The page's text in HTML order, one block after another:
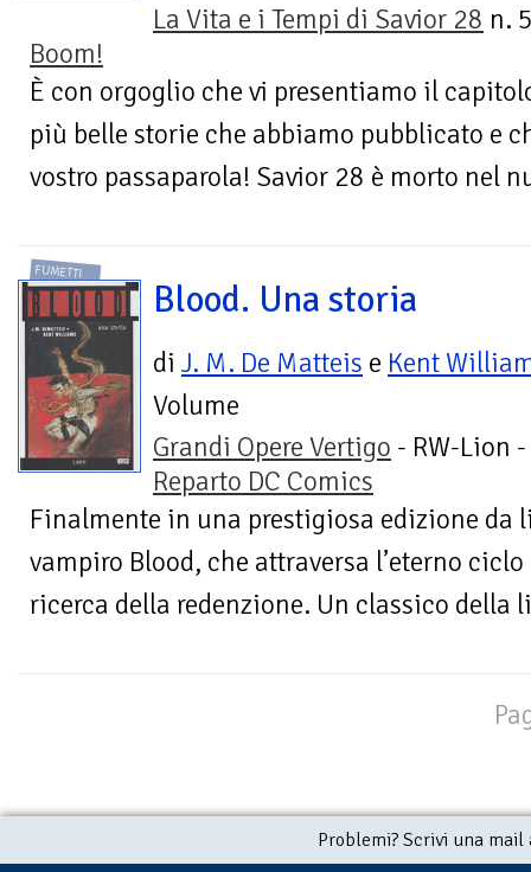
La Vita e i Tempi di Savior 28 n.
Boom!
È con orgoglio che vi presentiamo il
più belle storie che abbiamo pubblicato e
vostro passaparola! Savior 28 è morto nel
FUMETTI
Blood. Una storia
di J. M. De Matteis e Kent
Volume
Grandi Opere Vertigo - RW-Lion -
Reparto DC Comics
Finalmente in una prestigiosa edizione da
vampiro Blood, che attraversa l’eterno
ricerca della redenzione. Un classico della
Problemi? Scrivi una